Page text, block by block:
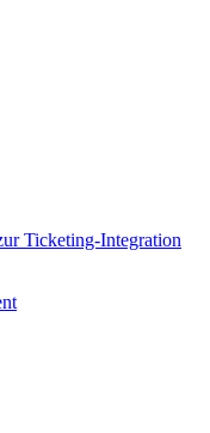
Ticketing-Integration